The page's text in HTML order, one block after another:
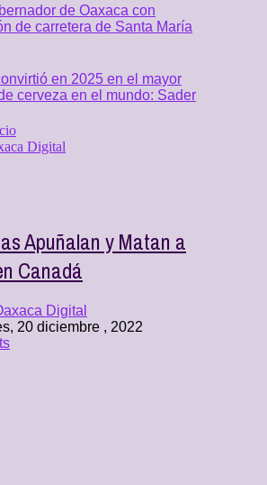
de Oaxaca con
de carretera de Santa María
en 2025 en el mayor
cerveza en el mundo: Sader
Digital
Apuñalan y Matan a
Canadá
Digital
20 diciembre , 2022